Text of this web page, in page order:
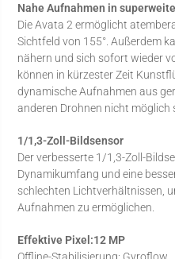
Nahe Aufnahmen in
Die Avata 2 ermöglicht
Sichtfeld von 155°. Außerdem
nähern und sich sofort wieder
können in kürzester Zeit
dynamische Aufnahmen aus
anderen Drohnen nicht möglich
1/1,3-Zoll-Bildsensor
Der verbesserte 1/1,3-Zoll-
Dynamikumfang und eine
schlechten Lichtverhältnissen,
Aufnahmen zu ermöglichen.
Effektive Pixel:12 MP
Offline-Stabilisierung: Gyroflow